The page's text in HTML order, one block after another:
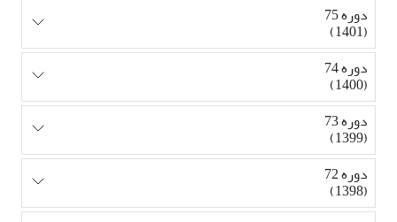
دوره 75
(1401)
دوره 74
(1400)
دوره 73
(1399)
دوره 72
(1398)